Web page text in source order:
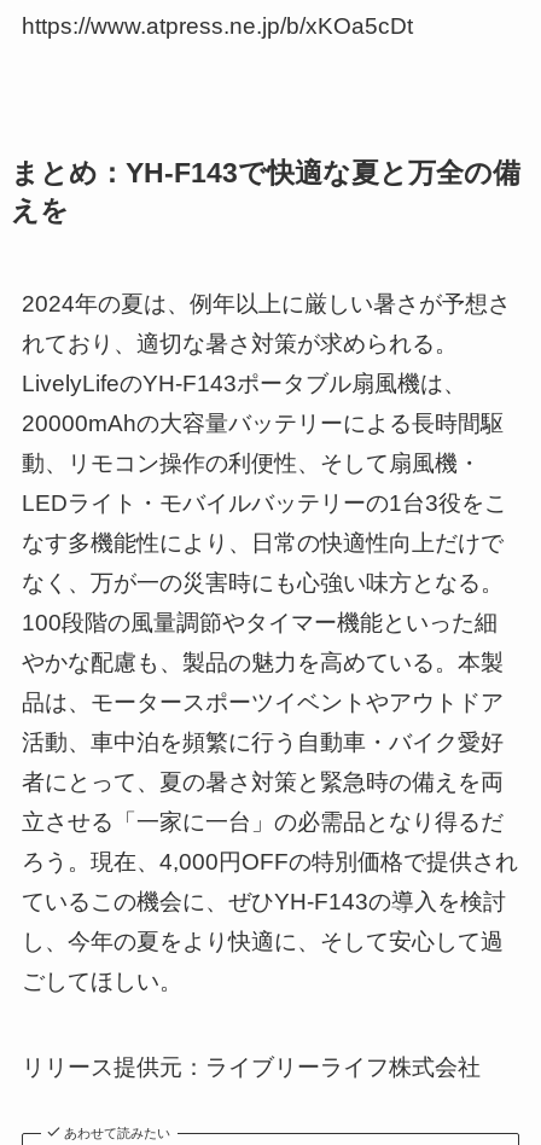
https://www.atpress.ne.jp/b/xKOa5cDt
まとめ：YH-F143で快適な夏と万全の備
えを
2024年の夏は、例年以上に厳しい暑さが予想さ
れており、適切な暑さ対策が求められる。
LivelyLifeのYH-F143ポータブル扇風機は、
20000mAhの大容量バッテリーによる長時間駆
動、リモコン操作の利便性、そして扇風機・
LEDライト・モバイルバッテリーの1台3役をこ
なす多機能性により、日常の快適性向上だけで
なく、万が一の災害時にも心強い味方となる。
100段階の風量調節やタイマー機能といった細
やかな配慮も、製品の魅力を高めている。本製
品は、モータースポーツイベントやアウトドア
活動、車中泊を頻繁に行う自動車・バイク愛好
者にとって、夏の暑さ対策と緊急時の備えを両
立させる「一家に一台」の必需品となり得るだ
ろう。現在、4,000円OFFの特別価格で提供され
ているこの機会に、ぜひYH-F143の導入を検討
し、今年の夏をより快適に、そして安心して過
ごしてほしい。
リリース提供元：ライブリーライフ株式会社
あわせて読みたい